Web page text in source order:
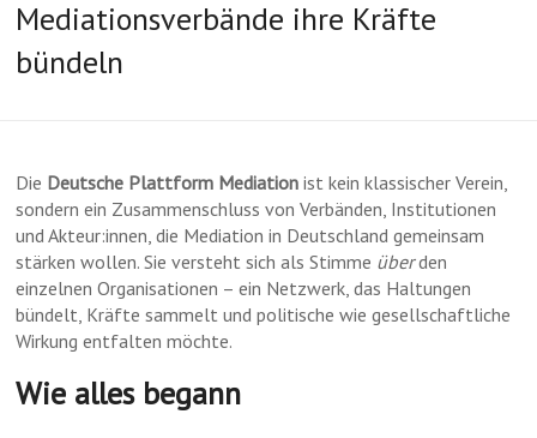
Mediationsverbände ihre Kräfte
bündeln
Die Deutsche Plattform Mediation ist kein klassischer Verein,
sondern ein Zusammenschluss von Verbänden, Institutionen
und Akteur:innen, die Mediation in Deutschland gemeinsam
stärken wollen. Sie versteht sich als Stimme überden
einzelnen Organisationen – ein Netzwerk, das Haltungen
bündelt, Kräfte sammelt und politische wie gesellschaftliche
Wirkung entfalten möchte.
Wie alles begann